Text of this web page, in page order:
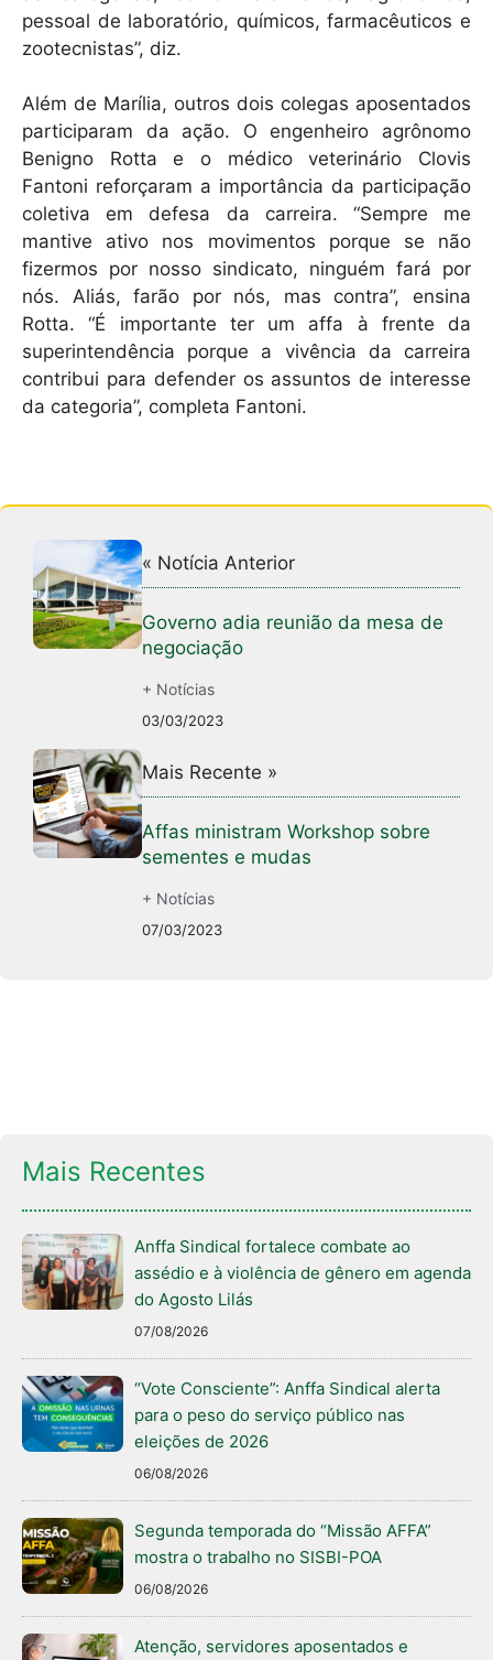
pessoal de laboratório, químicos, farmacêuticos e
zootecnistas”, diz.
Além de Marília, outros dois colegas aposentados
participaram da ação. O engenheiro agrônomo
Benigno Rotta e o médico veterinário Clovis
Fantoni reforçaram a importância da participação
coletiva em defesa da carreira. “Sempre me
mantive ativo nos movimentos porque se não
fizermos por nosso sindicato, ninguém fará por
nós. Aliás, farão por nós, mas contra”, ensina
Rotta. “É importante ter um affa à frente da
superintendência porque a vivência da carreira
contribui para defender os assuntos de interesse
da categoria”, completa Fantoni.
« Notícia Anterior
Governo adia reunião da mesa de
negociação
+ Notícias
03/03/2023
Mais Recente »
Affas ministram Workshop sobre
sementes e mudas
+ Notícias
07/03/2023
Mais Recentes
Anffa Sindical fortalece combate ao
assédio e à violência de gênero em agenda
do Agosto Lilás
07/08/2026
“Vote Consciente”: Anffa Sindical alerta
para o peso do serviço público nas
eleições de 2026
06/08/2026
Segunda temporada do “Missão AFFA”
mostra o trabalho no SISBI-POA
06/08/2026
Atenção, servidores aposentados e